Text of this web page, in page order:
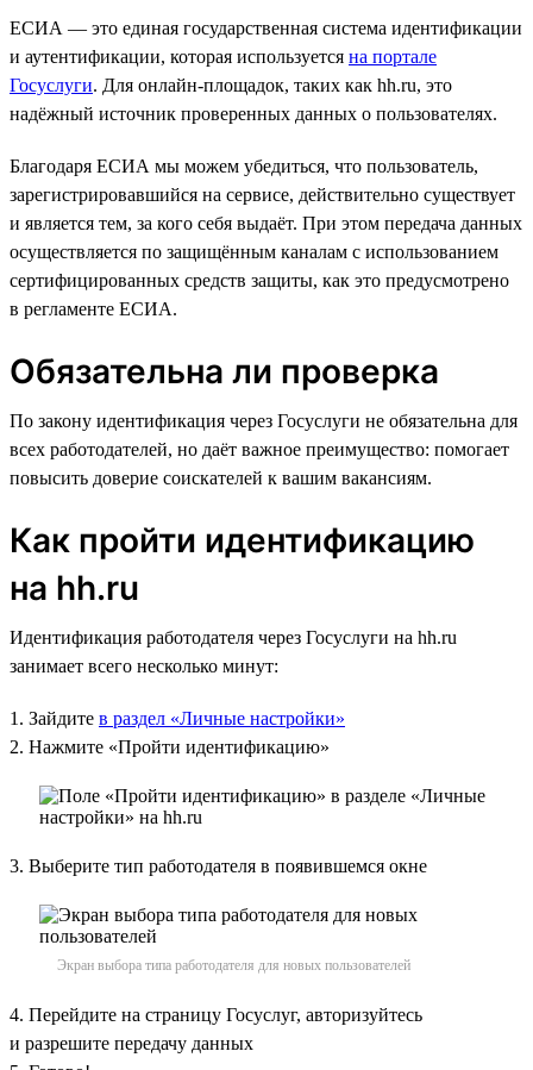
ЕСИА — это единая государственная система идентификации
и аутентификации, которая используется на портале
Госуслуги. Для онлайн-площадок, таких как hh.ru, это
надёжный источник проверенных данных о пользователях.
Благодаря ЕСИА мы можем убедиться, что пользователь,
зарегистрировавшийся на сервисе, действительно существует
и является тем, за кого себя выдаёт. При этом передача данных
осуществляется по защищённым каналам с использованием
сертифицированных средств защиты, как это предусмотрено
в регламенте ЕСИА.
Обязательна ли проверка
По закону идентификация через Госуслуги не обязательна для
всех работодателей, но даёт важное преимущество: помогает
повысить доверие соискателей к вашим вакансиям.
Как пройти идентификацию
на hh.ru
Идентификация работодателя через Госуслуги на hh.ru
занимает всего несколько минут:
1. Зайдите в раздел «Личные настройки»
2. Нажмите «Пройти идентификацию»
3. Выберите тип работодателя в появившемся окне
Экран выбора типа работодателя для новых пользователей
4. Перейдите на страницу Госуслуг, авторизуйтесь
и разрешите передачу данных